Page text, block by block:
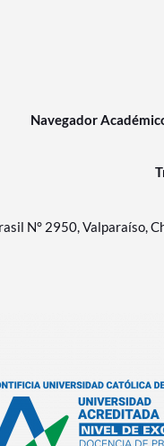
Navegador
N° 2950, Valparaíso,